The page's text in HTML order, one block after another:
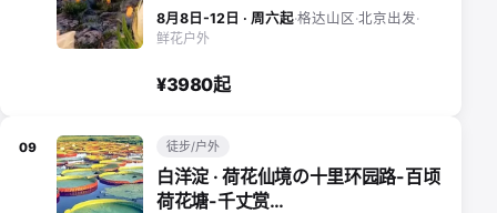
8月8日-12日 · 周六起·格达山区·北京出发·
鲜花户外
¥3980起
09 徒步/户外
白洋淀 · 荷花仙境の十里环园路-百顷
荷花塘-千丈赏…